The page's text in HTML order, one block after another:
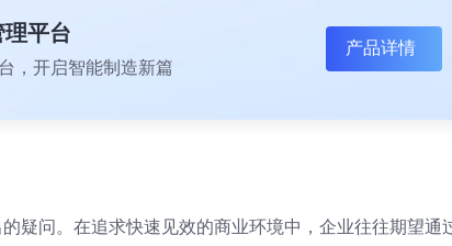
平台
，开启智能制造新篇
产品详情
疑问。在追求快速见效的商业环境中，企业往往期望通